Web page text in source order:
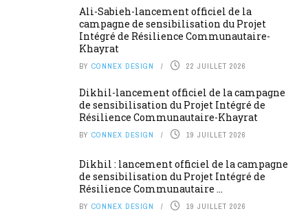
Ali-Sabieh-lancement officiel de la
campagne de sensibilisation du Projet
Intégré de Résilience Communautaire-
Khayrat
BY CONNEX DESIGN 22 JUILLET 2026
Dikhil-lancement officiel de la campagne
de sensibilisation du Projet Intégré de
Résilience Communautaire-Khayrat
BY CONNEX DESIGN 19 JUILLET 2026
Dikhil : lancement officiel de la campagne
de sensibilisation du Projet Intégré de
Résilience Communautaire ...
BY CONNEX DESIGN 19 JUILLET 2026